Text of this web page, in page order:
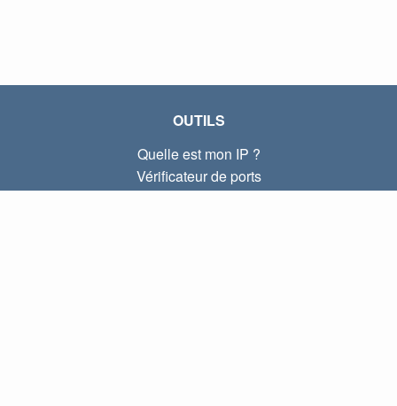
OUTILS
Quelle est mon IP ?
Vérificateur de ports